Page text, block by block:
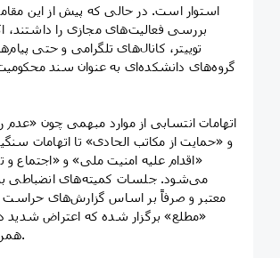
استوار است. در حالی که پیش از این
بررسی فعالیت‌های مجازی را
توییتر، کانال‌های تلگرامی و حتی
گروه‌های دانشکده‌ای به عنوان سند
اتهامات انتسابی از موارد مبهمی چون «عدم
و «حمایت از مکاتب الحادی» تا اتهامات
«اقدام علیه امنیت ملی» و «اجتماع و
می‌شود. جلسات کمیته‌های انضباطی
معتبر و صرفاً بر اساس گزارش‌های حراست یا
«مطلع» برگزار شده که اعتراض شدید
همراه داشته است.